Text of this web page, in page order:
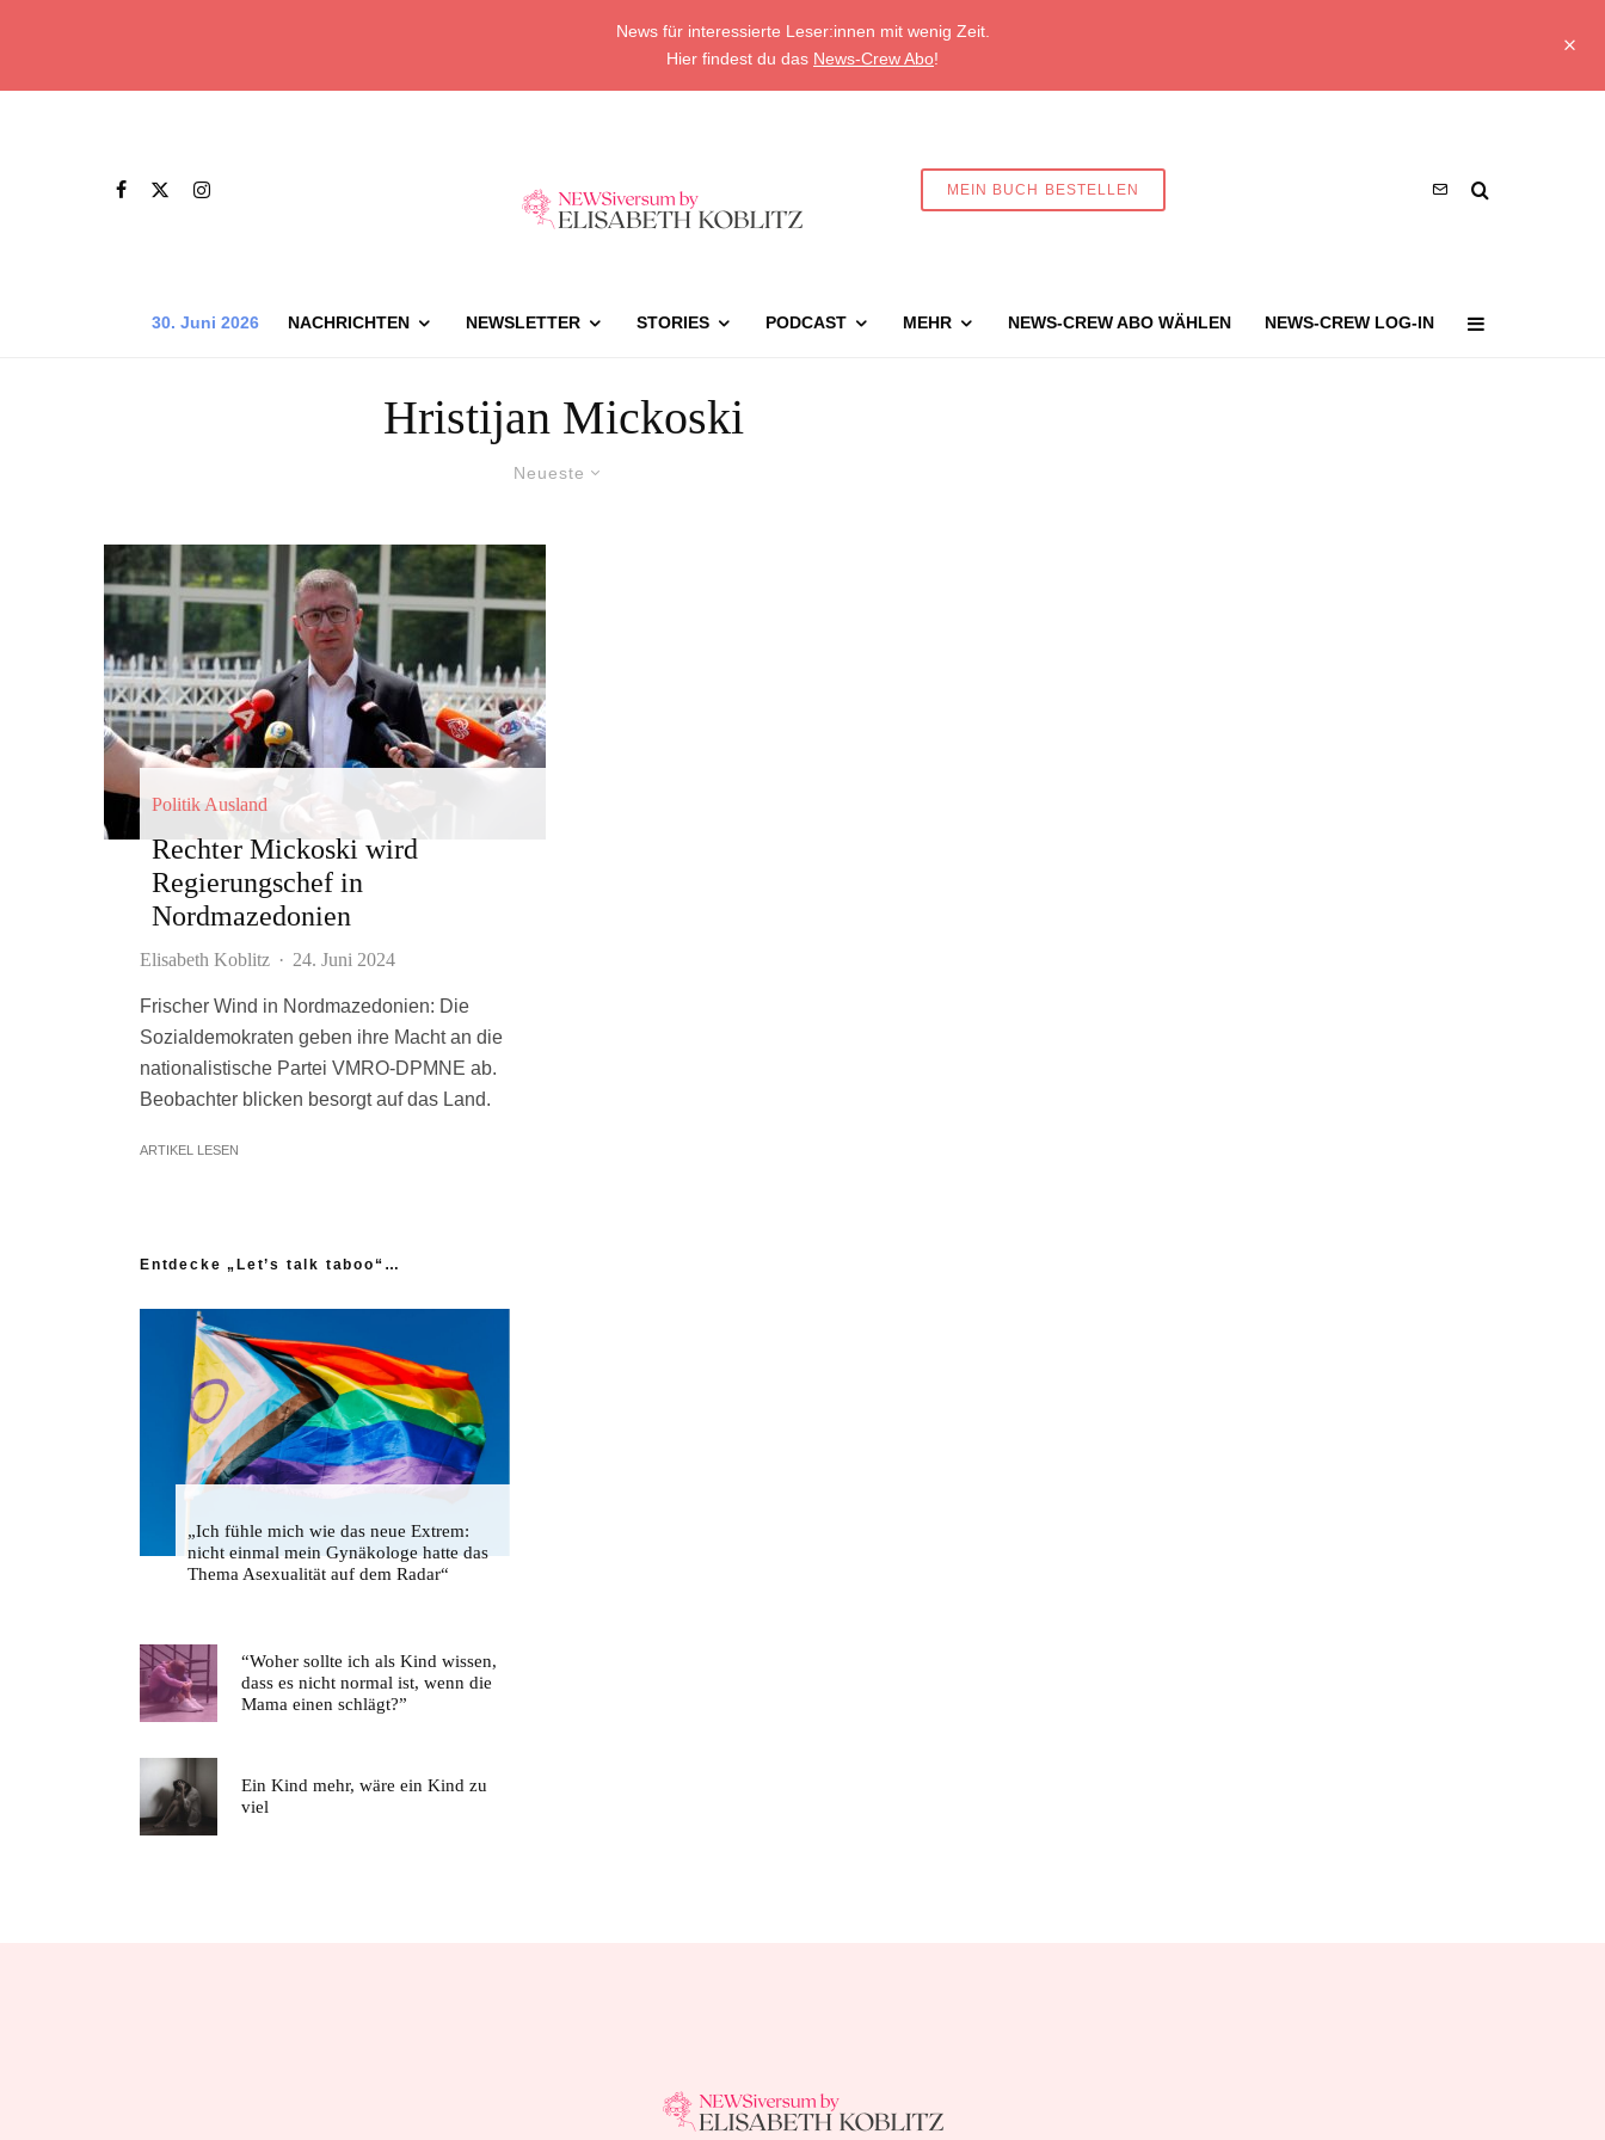
News für interessierte Leser:innen mit wenig Zeit.
Hier findest du das News-Crew Abo!
MEIN BUCH BESTELLEN
30. Juni 2026 NACHRICHTEN NEWSLETTER STORIES PODCAST MEHR NEWS-CREW ABO WÄHLEN NEWS-CREW LOG-IN
Hristijan Mickoski
Neueste
Politik Ausland
Rechter Mickoski wird
Regierungschef in
Nordmazedonien
Elisabeth Koblitz · 24. Juni 2024
Frischer Wind in Nordmazedonien: Die
Sozialdemokraten geben ihre Macht an die
nationalistische Partei VMRO-DPMNE ab.
Beobachter blicken besorgt auf das Land.
ARTIKEL LESEN
Entdecke „Let’s talk taboo“…
„Ich fühle mich wie das neue Extrem:
nicht einmal mein Gynäkologe hatte das
Thema Asexualität auf dem Radar“
“Woher sollte ich als Kind wissen,
dass es nicht normal ist, wenn die
Mama einen schlägt?”
Ein Kind mehr, wäre ein Kind zu
viel